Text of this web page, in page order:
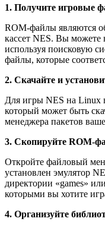
1. Получите игровые
ROM-файлы являются
кассет NES. Вы
используя поисковую
файлы, которые
2. Скачайте и
Для игры NES на Linux
который может быть
менеджера пакетов
3. Скопируйте ROM-
Откройте файловый
установлен эмулятор
директории «games»
которыми вы хотите
4. Организуйте